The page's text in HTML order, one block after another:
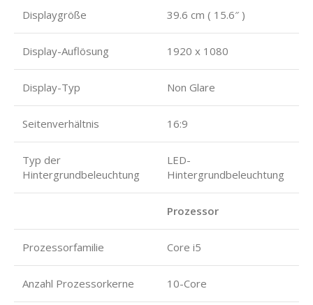
Displaygröße 39.6 cm ( 15.6″ )
Display-Auflösung 1920 x 1080
Display-Typ Non Glare
Seitenverhältnis 16:9
Typ der
Hintergrundbeleuchtung
LED-
Hintergrundbeleuchtung
Prozessor
Prozessorfamilie Core i5
Anzahl Prozessorkerne 10-Core